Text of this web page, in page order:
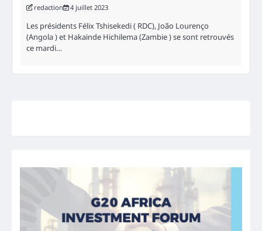
redaction 4 juillet 2023
Les présidents Félix Tshisekedi ( RDC), João Lourenço
(Angola ) et Hakainde Hichilema (Zambie ) se sont retrouvés
ce mardi…